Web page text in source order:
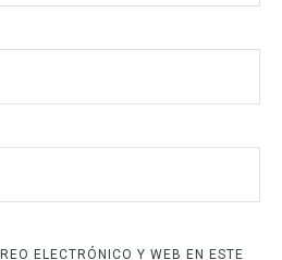
ELECTRÓNICO Y WEB EN ESTE